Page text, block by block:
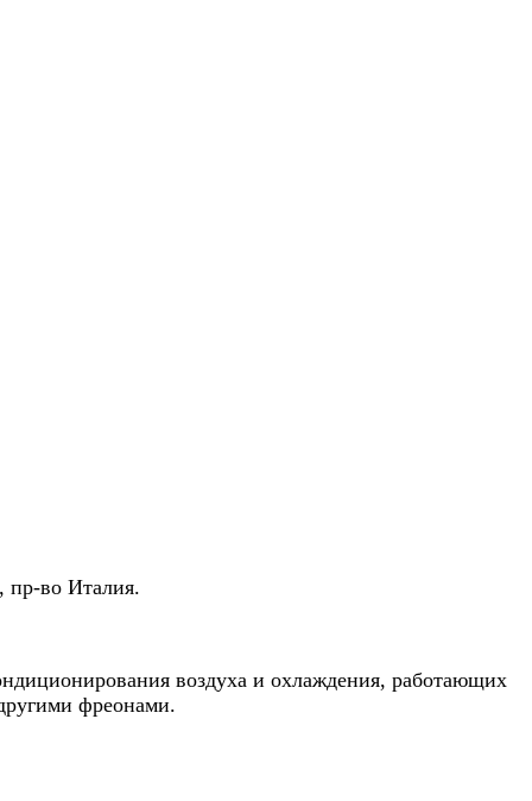
, пр-во Италия.
воздуха и охлаждения, работающих
фреонами.